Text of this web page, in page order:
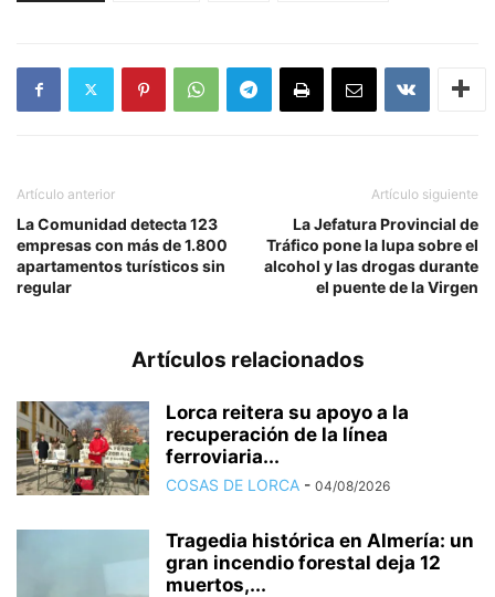
Artículo anterior
La Comunidad detecta 123
empresas con más de 1.800
apartamentos turísticos sin
regular
Artículo siguiente
La Jefatura Provincial de
Tráfico pone la lupa sobre el
alcohol y las drogas durante
el puente de la Virgen
Artículos relacionados
Lorca reitera su apoyo a la
recuperación de la línea
ferroviaria...
COSAS DE LORCA - 04/08/2026
Tragedia histórica en Almería: un
gran incendio forestal deja 12
muertos,...